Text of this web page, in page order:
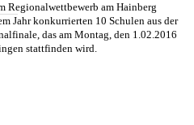
Regionalwettbewerb am Hainberg
Jahr konkurrierten 10 Schulen aus der
das am Montag, den 1.02.2016
stattfinden wird.